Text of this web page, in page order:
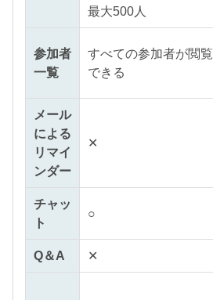
最大500人
参加者
一覧
すべての参加者が閲覧
できる
メール
による
リマイ
ンダー
✕
チャッ
ト
○
Q＆A ✕